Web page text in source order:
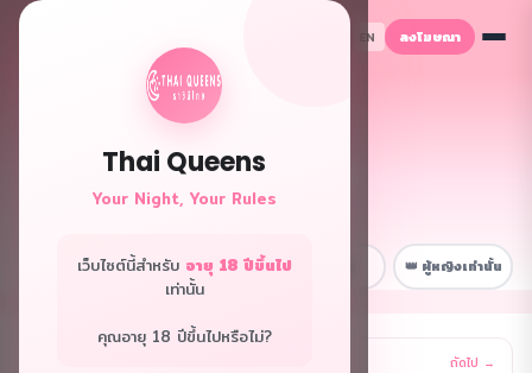
Thai Queens
Your Night, Your Rules
เว็บไซต์นี้สำหรับ อายุ 18 ปีขึ้นไป
เท่านั้น
คุณอายุ 18 ปีขึ้นไปหรือไม่?
EN ลงโฆษณา
👑 ฟอรั่มควีนส์
📋 หน้าหลัก 💼 เรื่องงาน 👑 ผู้หญิงเท่านั้น
ถัดไป →